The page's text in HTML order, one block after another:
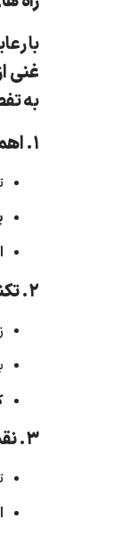
با
غنی
به
۱. اهمیت تغییر پوزیشن (Change Position)
۲. تکنیک‌های بالشت‌گذاری برای آفلودینگ (Offloading)
۳. نقش تشک مواج در پیشگیری از زخم بستر